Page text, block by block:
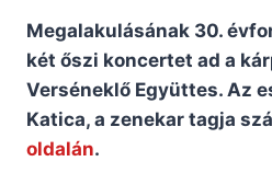
Megalakulásának 30.
két őszi koncertet ad a
Verséneklő Együttes. Az
Katica, a zenekar tagja
oldalán.